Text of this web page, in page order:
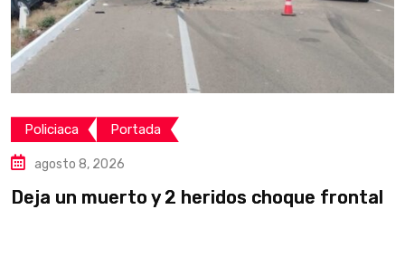
Policiaca Portada
agosto 8, 2026
Deja un muerto y 2 heridos choque frontal